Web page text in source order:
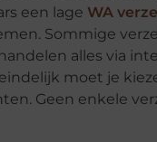
een lage WA
Sommige
alles via
moet je
Geen enkele